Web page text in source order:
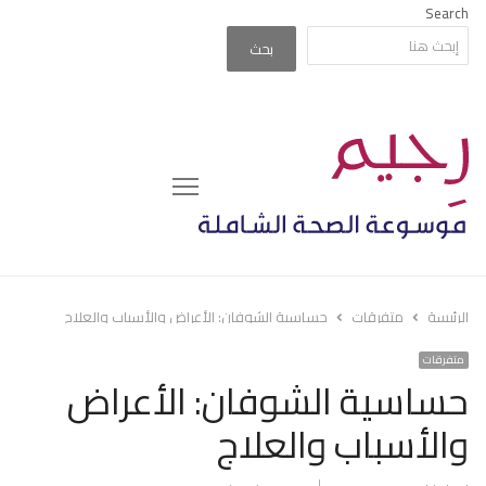
Search
بحث
Menu
الرئيسة متفرقات حساسية الشوفان: الأعراض والأسباب والعلاج
متفرقات
حساسية الشوفان: الأعراض
والأسباب والعلاج